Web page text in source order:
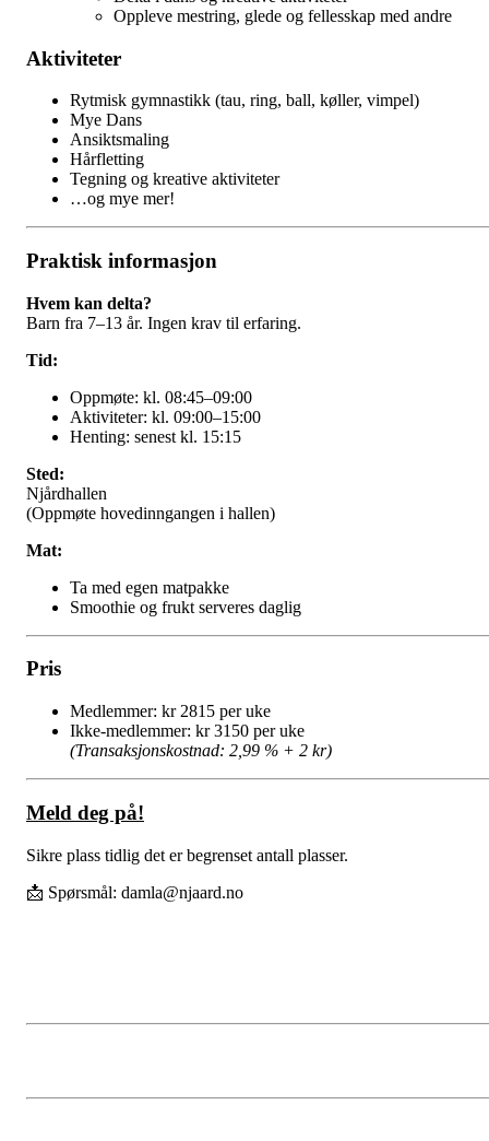
Oppleve mestring, glede og fellesskap med andre
Aktiviteter
Rytmisk gymnastikk (tau, ring, ball, køller, vimpel)
Mye Dans
Ansiktsmaling
Hårfletting
Tegning og kreative aktiviteter
…og mye mer!
Praktisk informasjon
Hvem kan delta?
Barn fra 7–13 år. Ingen krav til erfaring.
Tid:
Oppmøte: kl. 08:45–09:00
Aktiviteter: kl. 09:00–15:00
Henting: senest kl. 15:15
Sted:
Njårdhallen
(Oppmøte hovedinngangen i hallen)
Mat:
Ta med egen matpakke
Smoothie og frukt serveres daglig
Pris
Medlemmer: kr 2815 per uke
Ikke-medlemmer: kr 3150 per uke
(Transaksjonskostnad: 2,99 % + 2 kr)
Meld deg på!
Sikre plass tidlig det er begrenset antall plasser.
📩 Spørsmål: damla@njaard.no